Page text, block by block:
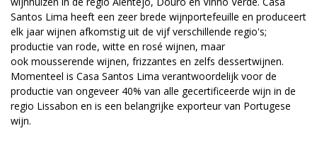
Santos Lima heeft een zeer brede wijnportefeuille en produceert
elk jaar wijnen afkomstig uit de vijf verschillende regio's;
productie van rode, witte en rosé wijnen, maar
ook mousserende wijnen, frizzantes en zelfs dessertwijnen.
Momenteel is Casa Santos Lima verantwoordelijk voor de
productie van ongeveer 40% van alle gecertificeerde wijn in de
regio Lissabon en is een belangrijke exporteur van Portugese
wijn.